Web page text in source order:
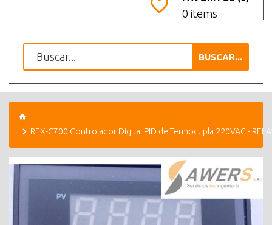
0 items
BUSCAR...
REX-C700 Controlador Digital PID de Termocupla 220VAC -